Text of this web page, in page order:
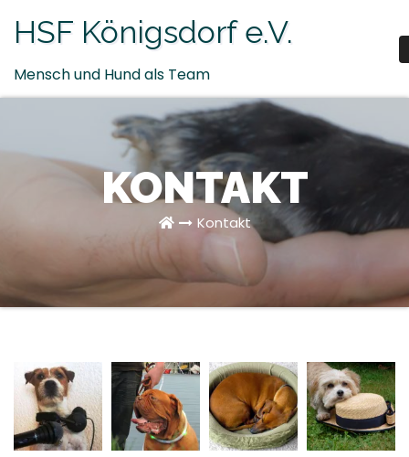
InhaltHSF Königsdorf e.V.
Mensch und Hund als Team
KONTAKT
Kontakt